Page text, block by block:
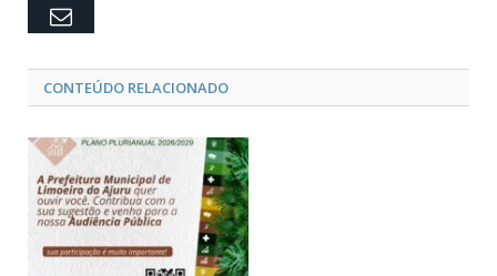
Email
CONTEÚDO RELACIONADO